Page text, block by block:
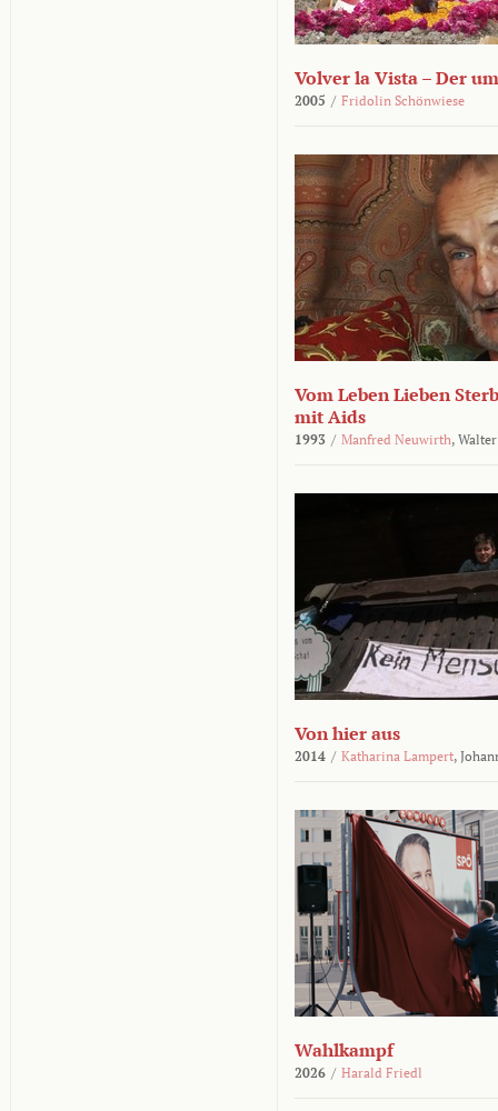
Volver la Vista – Der
2005 / Fridolin Schönwiese
Vom Leben Lieben
mit Aids
1993 / Manfred Neuwirth,
Von hier aus
2014 / Katharina Lampert,
Wahlkampf
2026 / Harald Friedl